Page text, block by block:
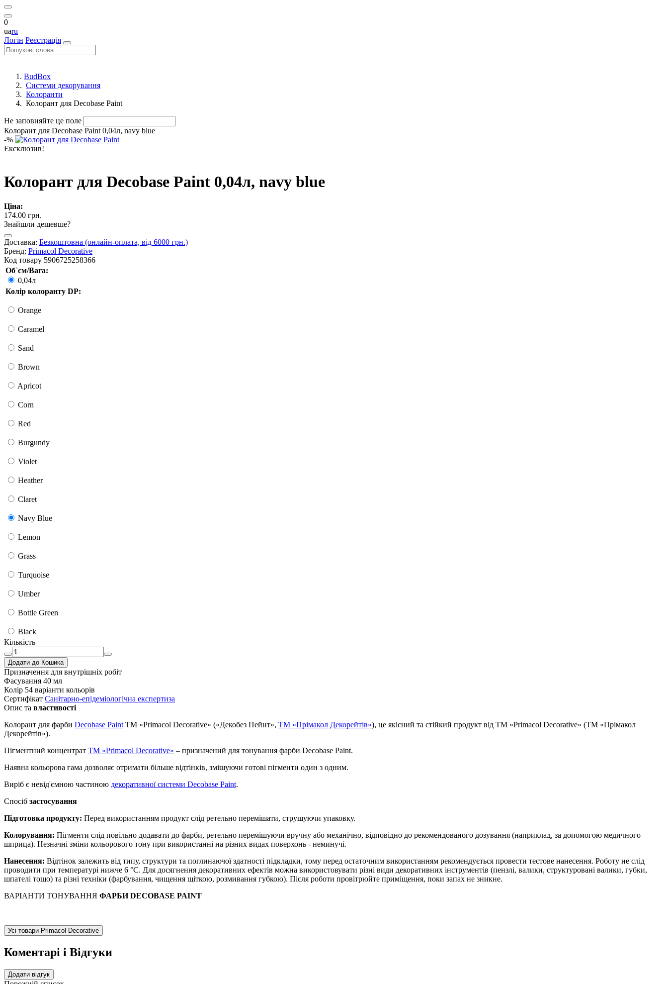
0
uaru
Логін Реєстрація
BudBox
Системи декорування
Колоранти
Колорант для Decobase Paint
Не заповняйте це поле
Колорант для Decobase Paint 0,04л, navy blue
-%
Ексклюзив!
Колорант для Decobase Paint 0,04л, navy blue
Ціна:
174.00 грн.
Знайшли дешевше?
Доставка: Безкоштовна (онлайн-оплата, від 6000 грн.)
Бренд: Primacol Decorative
Код товару 5906725258366
Об`єм/Вага:
0,04л
Колір колоранту DP:
Orange
Caramel
Sand
Brown
Apricot
Corn
Red
Burgundy
Violet
Heather
Claret
Navy Blue
Lemon
Grass
Turquoise
Umber
Bottle Green
Black
Кількість
Додати до Кошика
Призначення для внутрішніх робіт
Фасування 40 мл
Колір 54 варіанти кольорів
Сертифікат Санітарно-епідеміологічна експертиза
Опис та властивості
Колорант для фарби Decobase Paint TM «Primacol Decorative» («Декобез Пейнт», ТМ «Прімакол Декорейтів»), це якісний та стійкий продукт від ТМ «Primacol Decorative» (ТМ «Прімакол
Декорейтів»).
Пігментний концентрат ТМ «Primacol Decorative» – призначений для тонування фарби Decobase Paint.
Наявна кольорова гама дозволяє отримати більше відтінків, змішуючи готові пігменти один з одним.
Виріб є невід'ємною частиною декоративної системи Decobase Paint.
Спосіб застосування
Підготовка продукту: Перед використанням продукт слід ретельно перемішати, струшуючи упаковку.
Колорування: Пігменти слід повільно додавати до фарби, ретельно перемішуючи вручну або механічно, відповідно до рекомендованого дозування (наприклад, за допомогою медичного
шприца). Незначні зміни кольорового тону при використанні на різних видах поверхонь - неминучі.
Нанесення: Відтінок залежить від типу, структури та поглинаючої здатності підкладки, тому перед остаточним використанням рекомендується провести тестове нанесення. Роботу не слід
проводити при температурі нижче 6 °С. Для досягнення декоративних ефектів можна використовувати різні види декоративних інструментів (пензлі, валики, структуровані валики, губки,
шпателі тощо) та різні техніки (фарбування, чищення щіткою, розмивання губкою). Після роботи провітрюйте приміщення, поки запах не зникне.
ВАРІАНТИ ТОНУВАННЯ ФАРБИ DECOBASE PAINT
Усі товари Primacol Decorative
Коментарі і Відгуки
Додати відгук